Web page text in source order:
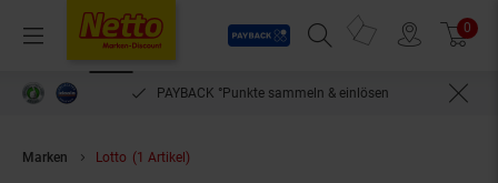
Menü
Payback
Suchfeld einblenden
Prospekte 0
PAYBACK °Punkte sammeln & einlösen
Marken Lotto (1 Artikel)